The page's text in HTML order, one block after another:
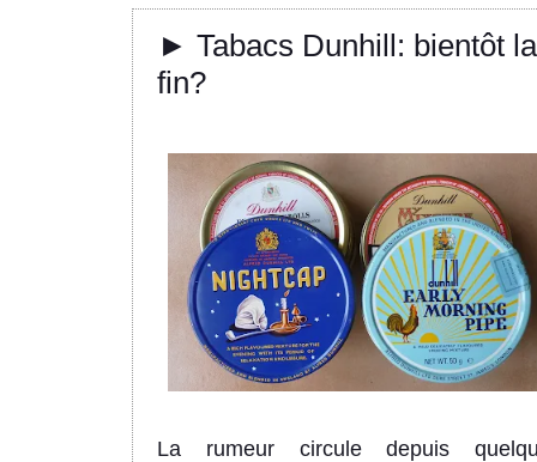
► Tabacs Dunhill: bientôt la
fin?
La rumeur circuledepuis